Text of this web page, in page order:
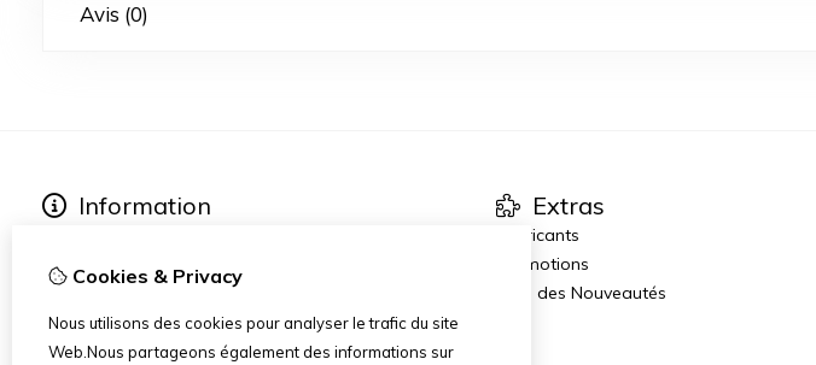
Avis (0)
Information
Other links
Commander et Livraison
Terms and Conditions
Disclaimer
Extras
Fabricants
Promotions
Blog des Nouveautés
Cookies & Privacy
Nous utilisons des cookies pour analyser le trafic du site
Web.Nous partageons également des informations sur